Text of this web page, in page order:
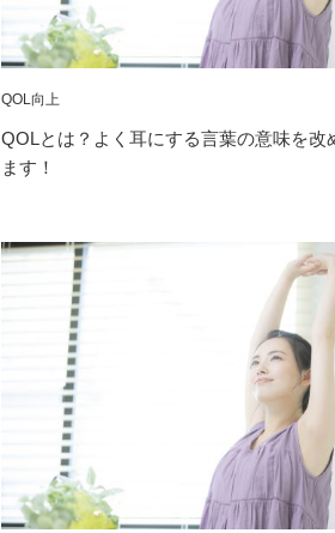
QOL向上
QOLとは？よく耳にする言葉の意味を改
ます！